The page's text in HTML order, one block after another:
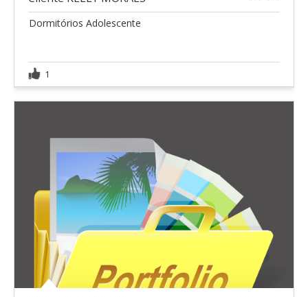
Dormitórios Adolescente
1